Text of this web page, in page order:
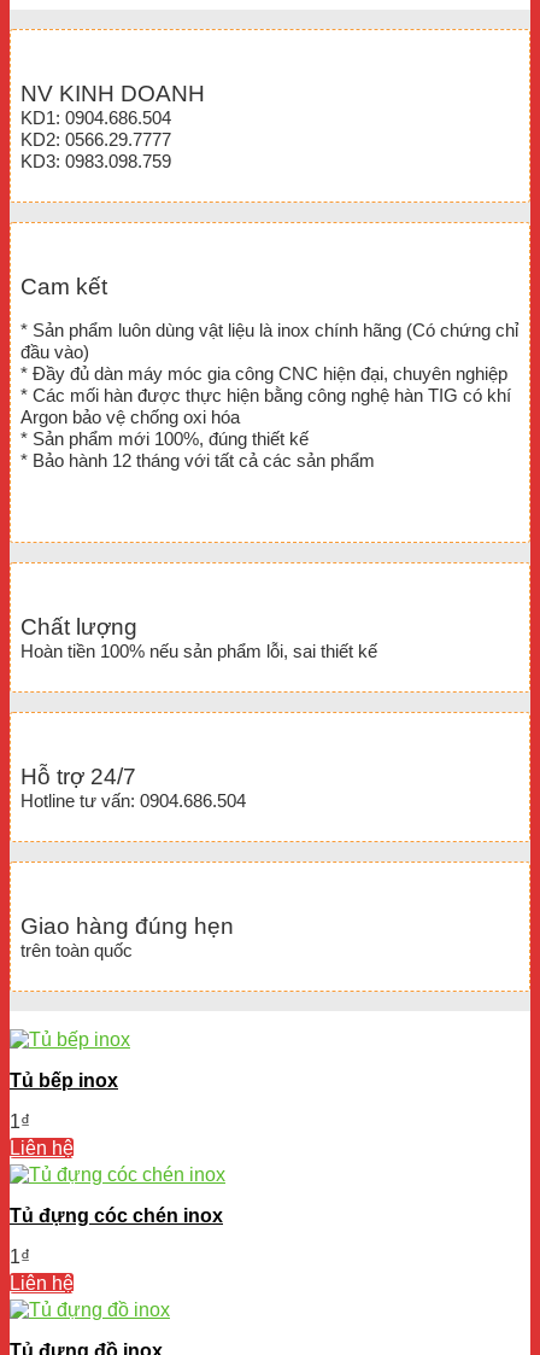
NV KINH DOANH
KD1: 0904.686.504
KD2: 0566.29.7777
KD3: 0983.098.759
Cam kết
* Sản phẩm luôn dùng vật liệu là inox chính hãng (Có chứng chỉ
đầu vào)
* Đầy đủ dàn máy móc gia công CNC hiện đại, chuyên nghiệp
* Các mối hàn được thực hiện bằng công nghệ hàn TIG có khí
Argon bảo vệ chống oxi hóa
* Sản phẩm mới 100%, đúng thiết kế
* Bảo hành 12 tháng với tất cả các sản phẩm
Chất lượng
Hoàn tiền 100% nếu sản phẩm lỗi, sai thiết kế
Hỗ trợ 24/7
Hotline tư vấn: 0904.686.504
Giao hàng đúng hẹn
trên toàn quốc
Tủ bếp inox
1₫
Liên hệ
Tủ đựng cóc chén inox
1₫
Liên hệ
Tủ đựng đồ inox